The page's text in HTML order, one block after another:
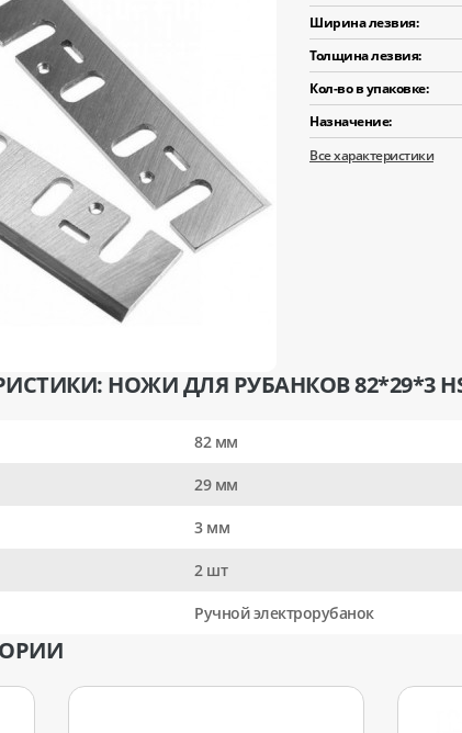
Ширина лезвия:
Толщина лезвия:
Кол-во в упаковке:
Назначение:
Все характеристики
НОЖИ ДЛЯ РУБАНКОВ 82*29*3
82 мм
29 мм
3 мм
2 шт
Ручной электрорубанок